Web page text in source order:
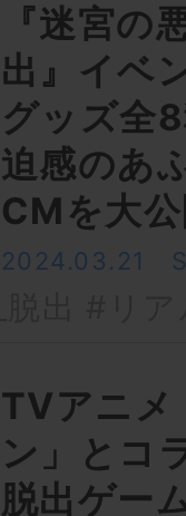
『迷宮の
出』イベ
グッズ全
迫感のあ
CMを大
2024.03.21
TVアニメ
ン」とコ
脱出ゲー